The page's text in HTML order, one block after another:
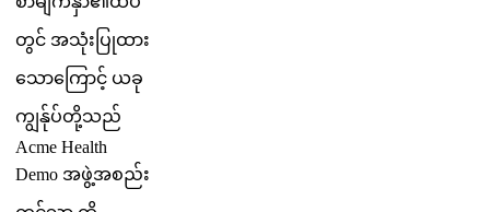
တင အသ ပထ
သကင ယခ
ကနပတသည
Acme Health
Demo အဖအစည